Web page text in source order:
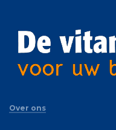
Over ons